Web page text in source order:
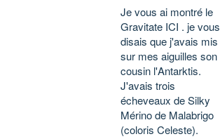
Je vous ai montré le
Gravitate ICI . je vous
disais que j'avais mis
sur mes aiguilles son
cousin l'Antarktis.
J'avais trois
écheveaux de Silky
Mérino de Malabrigo
(coloris Celeste).